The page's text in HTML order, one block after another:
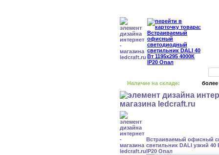
Наличие на складе: более
Встраиваемый офисный
светильник DALI узкий 40
IP20 Опал